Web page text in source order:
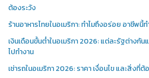
ต้องระวัง
ร้านอาหารไทยในอเมริกา: ทำไมถึงอร่อย อาชีพนี้ท
เงินเดือนขั้นต่ำในอเมริกา 2026: แต่ละรัฐต่างกั
ไปทำงาน
เช่ารถในอเมริกา 2026: ราคา เงื่อนไข และสิ่งที่